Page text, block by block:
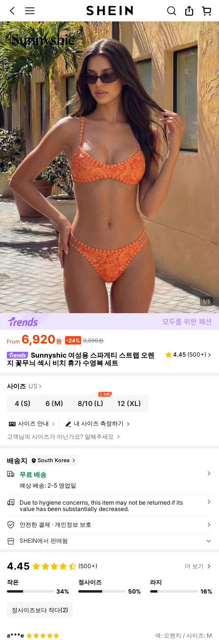
1/5
From 6,920원 -24% 9,090원
Sunnyshic 여성용 스파게티 스트랩 오렌
지 꽃무늬 섹시 비치 휴가 수영복 세트
4.45 (500+)
사이즈 US
4 (S) 6 (M) 8/10(L)
5 left
12 (XL)
내 사이즈 측정하기
사이즈 안내
고객님의 사이즈가 아닌가요? 말해주세요
배송지 South Korea
무료 배송
예상 배송: 2-5 영업일
Due to hygiene concerns, this item may not be returned if its
value has been substantially decreased.
안전한 결제 · 개인정보 보호
SHEIN에서 판매됨
4.45 (500+) 더 보기
작은
34%
정사이즈
50%
라지
16%
정사이즈보다 작다(2)
a***e 색: 오렌지 / 사이즈: M